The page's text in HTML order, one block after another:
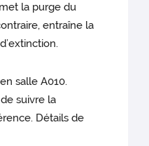
la purge du
entraîne la
salle A010.
suivre la
Détails de